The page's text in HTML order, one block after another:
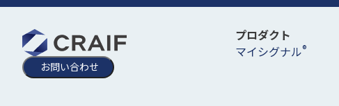
お問い合わせ
プロダクト
マイシグナル®